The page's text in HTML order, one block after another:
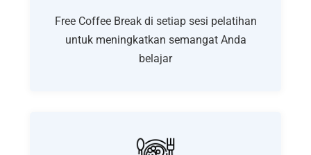
Free Coffee Break di setiap sesi pelatihan
untuk meningkatkan semangat Anda
belajar